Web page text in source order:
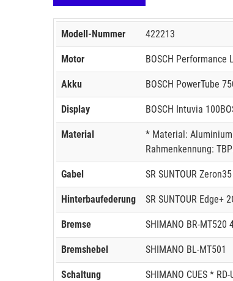
Modell-Nummer 422213
Motor BOSCH Performance
Akku BOSCH PowerTube
Display BOSCH Intuvia
Material
* Material:
Rahmenkennung:
Gabel SR SUNTOUR
Hinterbaufederung SR SUNTOUR Edge+
Bremse SHIMANO BR-MT520
Bremshebel SHIMANO BL-MT501
Schaltung SHIMANO CUES *